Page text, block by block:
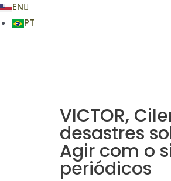
EN
PT
VICTOR,
desastres
Agir com o
periódicos